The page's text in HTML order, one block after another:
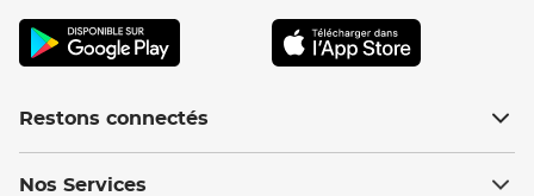
Restons connectés
Nos Services